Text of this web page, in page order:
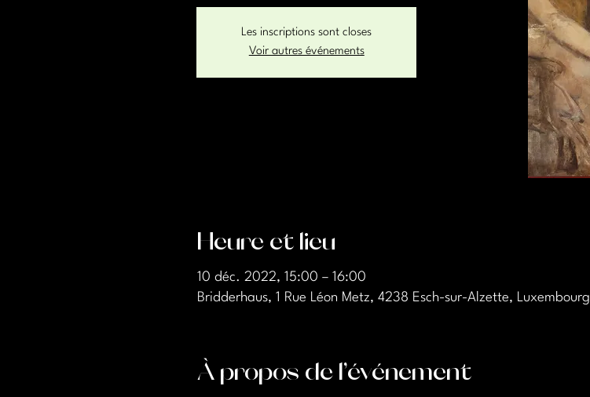
Les inscriptions sont closes
Voir autres événements
Heure et lieu
10 déc. 2022, 15:00 – 16:00
Bridderhaus, 1 Rue Léon Metz, 4238 Esch-sur-Alzette, Luxembourg
À propos de l'événement